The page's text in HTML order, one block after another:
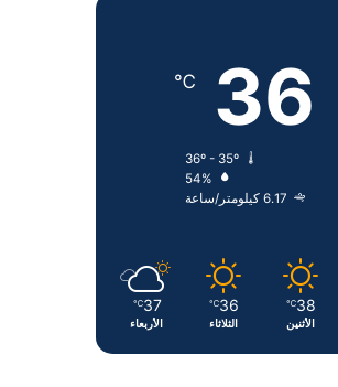
د
إ
ن
ا
م
36
℃
54%
6.17 كيلومتر/ساعة
38
℃
الأثنين
36
℃
الثلاثاء
37
℃
الأربعاء